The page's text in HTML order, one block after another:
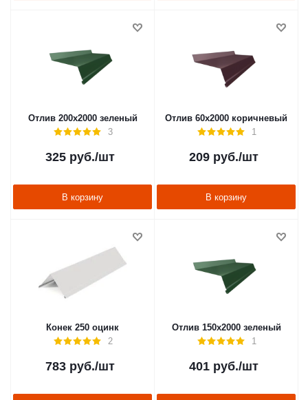
Отлив 200х2000 зеленый
3
325 руб./шт
В корзину
Отлив 60х2000 коричневый
1
209 руб./шт
В корзину
Конек 250 оцинк
2
783 руб./шт
Отлив 150х2000 зеленый
1
401 руб./шт